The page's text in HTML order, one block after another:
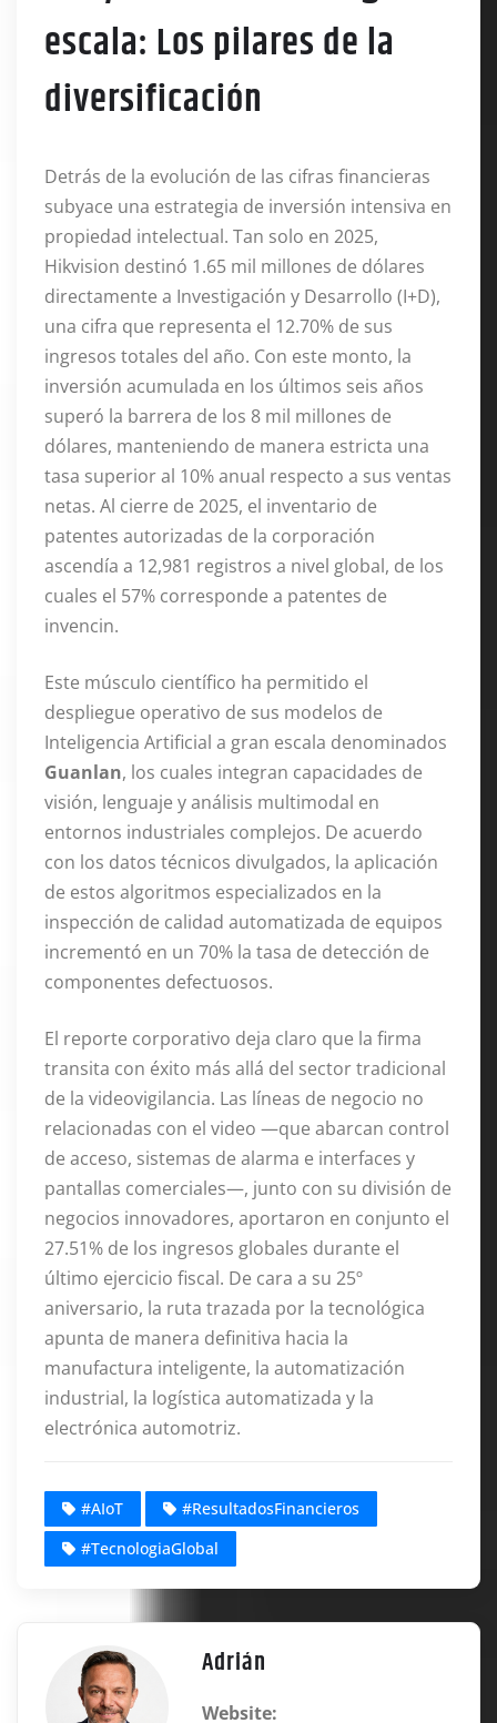
escala: Los pilares de la
diversificación
Detrás de la evolución de las cifras financieras
subyace una estrategia de inversión intensiva en
propiedad intelectual. Tan solo en 2025,
Hikvision destinó 1.65 mil millones de dólares
directamente a Investigación y Desarrollo (I+D),
una cifra que representa el 12.70% de sus
ingresos totales del año. Con este monto, la
inversión acumulada en los últimos seis años
superó la barrera de los 8 mil millones de
dólares, manteniendo de manera estricta una
tasa superior al 10% anual respecto a sus ventas
netas. Al cierre de 2025, el inventario de
patentes autorizadas de la corporación
ascendía a 12,981 registros a nivel global, de los
cuales el 57% corresponde a patentes de
invencin.
Este músculo científico ha permitido el
despliegue operativo de sus modelos de
Inteligencia Artificial a gran escala denominados
Guanlan, los cuales integran capacidades de
visión, lenguaje y análisis multimodal en
entornos industriales complejos. De acuerdo
con los datos técnicos divulgados, la aplicación
de estos algoritmos especializados en la
inspección de calidad automatizada de equipos
incrementó en un 70% la tasa de detección de
componentes defectuosos.
El reporte corporativo deja claro que la firma
transita con éxito más allá del sector tradicional
de la videovigilancia. Las líneas de negocio no
relacionadas con el video —que abarcan control
de acceso, sistemas de alarma e interfaces y
pantallas comerciales—, junto con su división de
negocios innovadores, aportaron en conjunto el
27.51% de los ingresos globales durante el
último ejercicio fiscal. De cara a su 25º
aniversario, la ruta trazada por la tecnológica
apunta de manera definitiva hacia la
manufactura inteligente, la automatización
industrial, la logística automatizada y la
electrónica automotriz.
#AIoT
#ResultadosFinancieros
#TecnologiaGlobal
Adrián
Website: